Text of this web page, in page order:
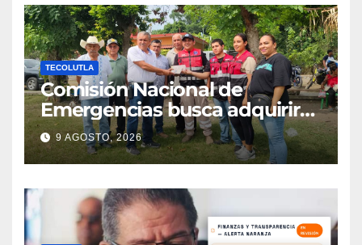
TECOLUTLA
Comisión Nacional de
Emergencias busca adquirir
ambulancia para la
subdelegación de Hueytepec
9 AGOSTO, 2026